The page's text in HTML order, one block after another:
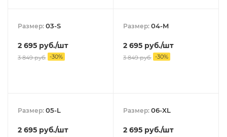
Размер: 03-S
2 695 руб./шт
3 849руб. -30%
Размер: 04-M
2 695 руб./шт
3 849руб. -30%
Размер: 05-L
2 695 руб./шт
Размер: 06-XL
2 695 руб./шт